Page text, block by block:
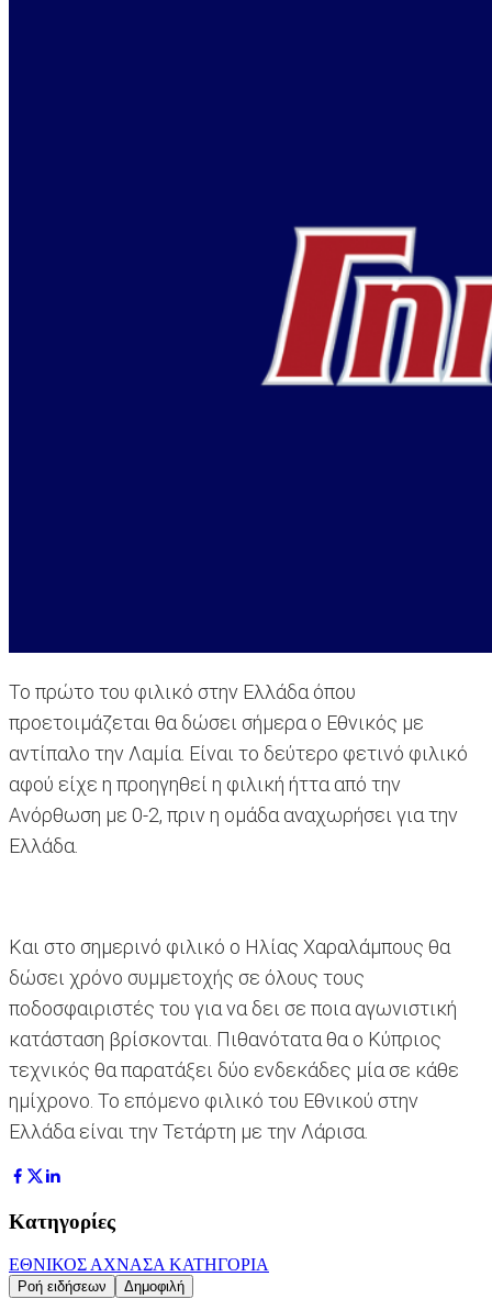
Το πρώτο του φιλικό στην Ελλάδα όπου
προετοιμάζεται θα δώσει σήμερα ο Εθνικός με
αντίπαλο την Λαμία. Είναι το δεύτερο φετινό φιλικό
αφού είχε η προηγηθεί η φιλική ήττα από την
Ανόρθωση με 0-2, πριν η ομάδα αναχωρήσει για την
Ελλάδα.
Και στο σημερινό φιλικό ο Ηλίας Χαραλάμπους θα
δώσει χρόνο συμμετοχής σε όλους τους
ποδοσφαιριστές του για να δει σε ποια αγωνιστική
κατάσταση βρίσκονται. Πιθανότατα θα ο Κύπριος
τεχνικός θα παρατάξει δύο ενδεκάδες μία σε κάθε
ημίχρονο. Το επόμενο φιλικό του Εθνικού στην
Ελλάδα είναι την Τετάρτη με την Λάρισα.
Κατηγορίες
ΕΘΝΙΚΟΣ ΑΧΝΑΣΑ ΚΑΤΗΓΟΡΙΑ
Ροή ειδήσεων Δημοφιλή